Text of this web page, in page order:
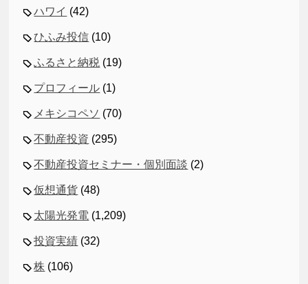
ハワイ (42)
ひふみ投信 (10)
ふるさと納税 (19)
プロフィール (1)
メキシコペソ (70)
不動産投資 (295)
不動産投資セミナー・個別面談 (2)
仮想通貨 (48)
太陽光発電 (1,209)
投資実績 (32)
株 (106)